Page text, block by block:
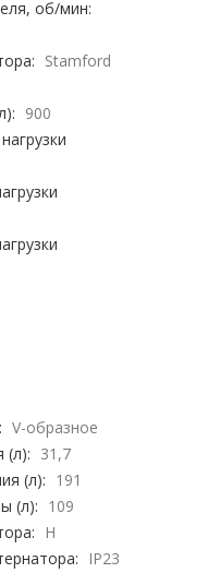
об/мин:
Stamford
900
V-образное
(л): 31,7
(л): 191
(л): 109
H
IP23